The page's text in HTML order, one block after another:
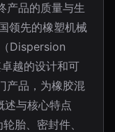
产品的质量与生
领先的橡塑机械
Dispersion
越的设计和可
产品，为橡胶混
述与核心特点
胎、密封件、